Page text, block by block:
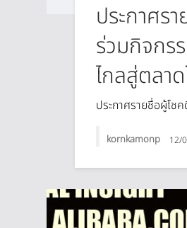
ประกาศร
ร่วมกิจกร
ไกลสู่ตลา
ประกาศรายชื่อผู้โช
kornkamonp 12/